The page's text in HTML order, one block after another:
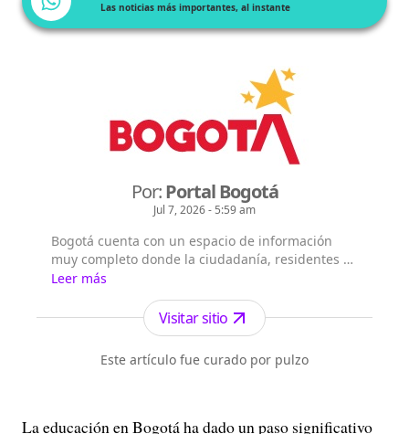
Las noticias más importantes, al instante
Por:Portal Bogotá
Jul 7, 2026 - 5:59 am
Bogotá cuenta con un espacio de información
muy completo donde la ciudadanía, residentes y
extranjeros pueden consultar la información que
les interesa sobre Bogotá, su historia, sus
localidades, la gestión y principales noticias de la
Administración Distrital.
Leer más
Visitar sitio
Este artículo fue curado por pulzo
La educación en Bogotá ha dado un paso significativo